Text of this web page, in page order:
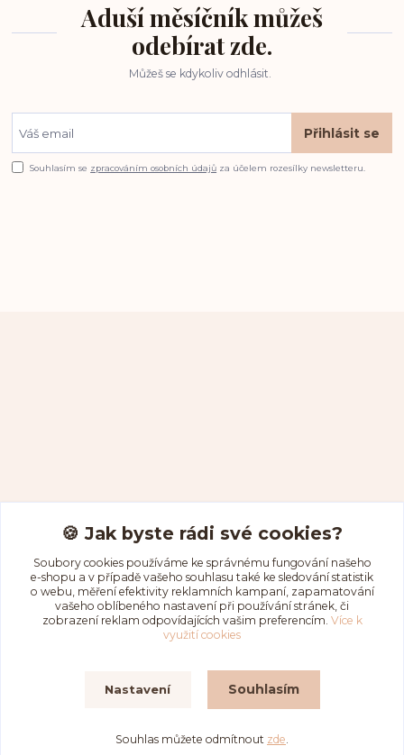
Aduší měsíčník můžeš
odebírat zde.
Můžeš se kdykoliv odhlásit.
Přihlásit se
Souhlasím se zpracováním osobních údajů za účelem rozesílky newsletteru.
aduseartshop@gmail.com
Vytvořeno na
Eshop-rychle.cz
🍪 Jak byste rádi své cookies?
Soubory cookies používáme ke správnému fungování našeho
e-shopu a v případě vašeho souhlasu také ke sledování statistik
o webu, měření efektivity reklamních kampaní, zapamatování
vašeho oblíbeného nastavení při používání stránek, či
zobrazení reklam odpovídajících vašim preferencím. Více k
využití cookies
Nastavení Souhlasím
Souhlas můžete odmítnout zde